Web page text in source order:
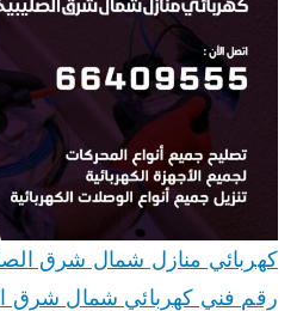
رقم فني كهربائي شمال شرق